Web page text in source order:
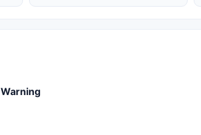
Warning